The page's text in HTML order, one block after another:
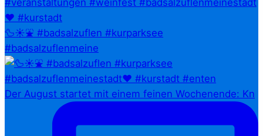
🦆☀️⛲ #badsalzuflen #kurparksee
#badsalzuflenmeine
Der August startet mit einem feinen Wochenende: Kn